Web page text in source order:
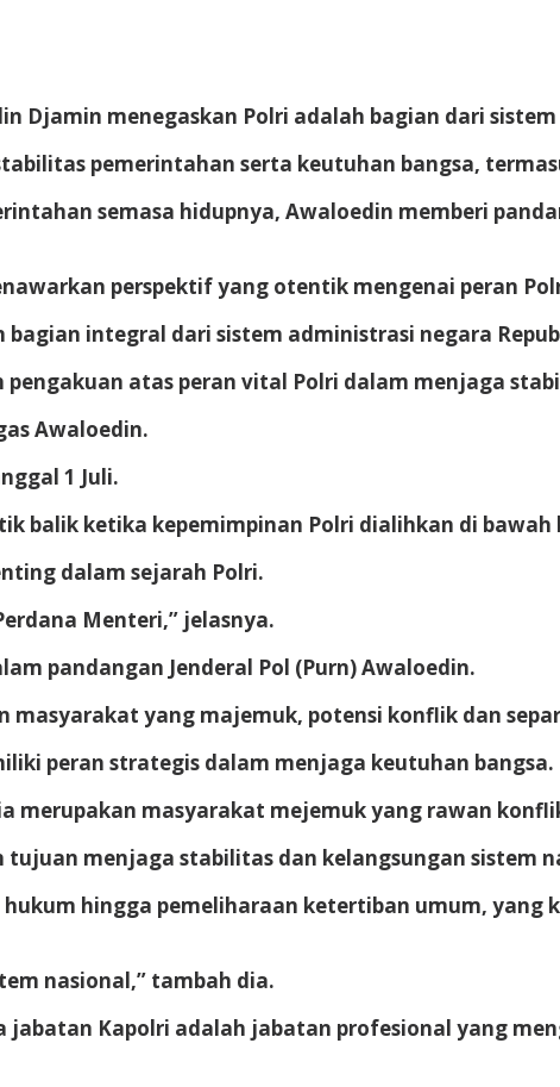
Djamin menegaskan Polri adalah bagian dari
pemerintahan serta keutuhan bangsa,
semasa hidupnya, Awaloedin memberi
perspektif yang otentik mengenai peran
integral dari sistem administrasi negara
atas peran vital Polri dalam menjaga
Awaloedin.
1 Juli.
balik ketika kepemimpinan Polri dialihkan di bawah
dalam sejarah Polri.
Menteri,” jelasnya.
pandangan Jenderal Pol (Purn) Awaloedin.
masyarakat yang majemuk, potensi konflik dan
peran strategis dalam menjaga keutuhan bangsa.
merupakan masyarakat mejemuk yang rawan
menjaga stabilitas dan kelangsungan sistem
hingga pemeliharaan ketertiban umum, yang
nasional,” tambah dia.
jabatan Kapolri adalah jabatan profesional yang